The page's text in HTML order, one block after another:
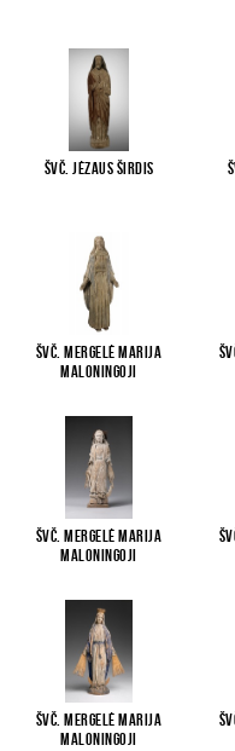
Švč. Jėzaus Širdis
Švč. Mergelė Marija
Maloningoji
Švč. Mergelė Marija
Maloningoji
Švč. Mergelė Marija
Maloningoji